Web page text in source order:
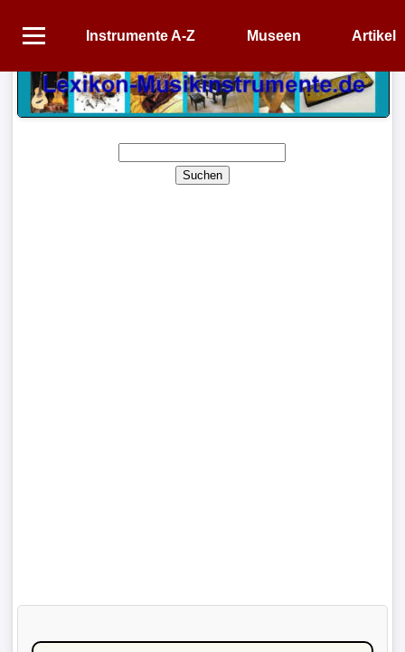
Instrumente A-Z Museen Artikel
Startseite
Instrumente
Suchen